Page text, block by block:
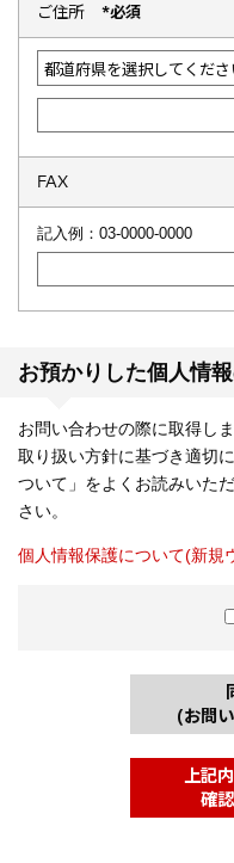
ご住所 *必須
FAX
記入例：03-0000-0000
お預かりした個人情
お問い合わせの際に取得し
取り扱い方針に基づき適切
ついて」をよくお読みいた
さい。
個人情報保護について(新規
(お問
上記
確